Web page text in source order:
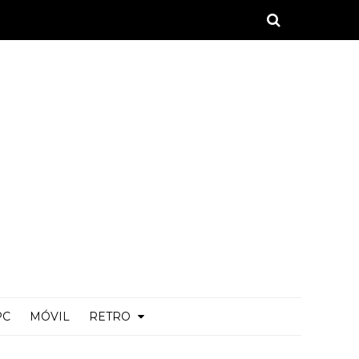
MÓVIL RETRO